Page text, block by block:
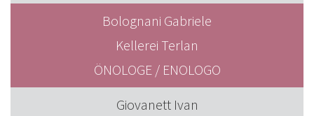
Bolognani Gabriele
Kellerei Terlan
ÖNOLOGE / ENOLOGO
Giovanett Ivan